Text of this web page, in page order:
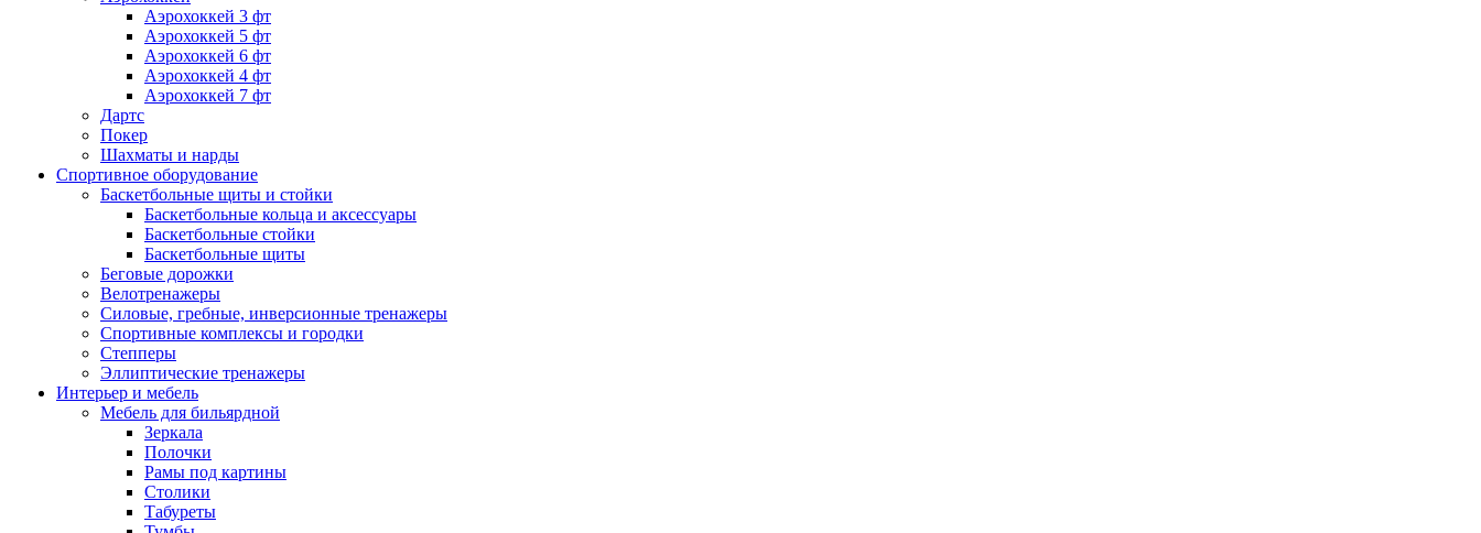
Аэрохоккей 3 фт
Аэрохоккей 5 фт
Аэрохоккей 6 фт
Аэрохоккей 4 фт
Аэрохоккей 7 фт
Дартс
Покер
Шахматы и нарды
Спортивное оборудование
Баскетбольные щиты и стойки
Баскетбольные кольца и аксессуары
Баскетбольные стойки
Баскетбольные щиты
Беговые дорожки
Велотренажеры
Силовые, гребные, инверсионные тренажеры
Спортивные комплексы и городки
Степперы
Эллиптические тренажеры
Интерьер и мебель
Мебель для бильярдной
Зеркала
Полочки
Рамы под картины
Столики
Табуреты